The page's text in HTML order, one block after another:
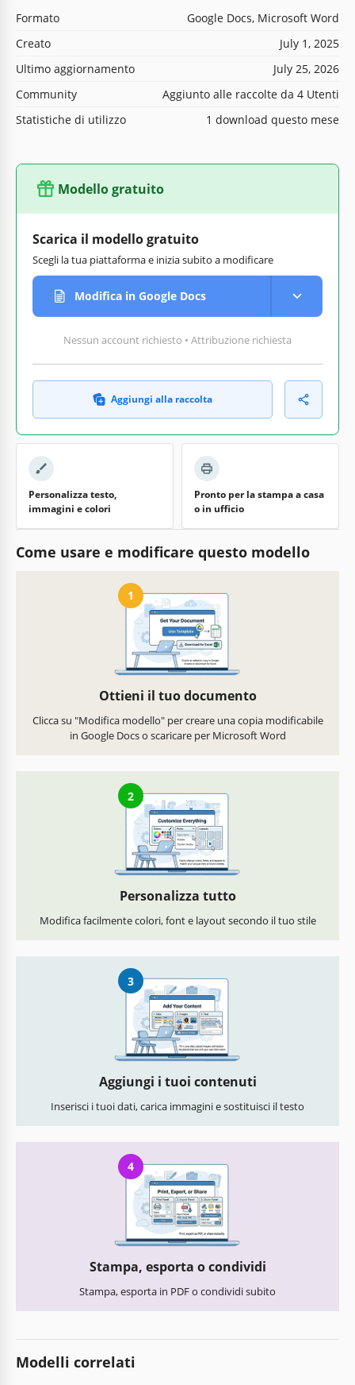
Formato
Google Docs, Microsoft Word
Creato
July 1, 2025
Ultimo aggiornamento
July 25, 2026
Community
Aggiunto alle raccolte da 4 Utenti
Statistiche di utilizzo
1 download questo mese
Modello gratuito
Scarica il modello gratuito
Scegli la tua piattaforma e inizia subito a modificare
Modifica in Google Docs
Nessun account richiesto • Attribuzione richiesta
Aggiungi alla raccolta
Personalizza testo,
immagini e colori
Pronto per la stampa a casa
o in ufficio
Come usare e modificare questo modello
1
Ottieni il tuo documento
Clicca su "Modifica modello" per creare una copia modificabile
in Google Docs o scaricare per Microsoft Word
2
Personalizza tutto
Modifica facilmente colori, font e layout secondo il tuo stile
3
Aggiungi i tuoi contenuti
Inserisci i tuoi dati, carica immagini e sostituisci il testo
4
Stampa, esporta o condividi
Stampa, esporta in PDF o condividi subito
Modelli correlati